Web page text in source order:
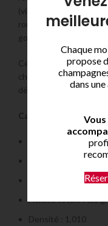
(violette, rose), de
ronde, fruitée, avec
gourmande.
Ce vin est parfait pour
charcuteries ou des
dégusté en apéritif ou
Caractéristiques
Cépage : 100 %
Taux d’alcool : 13,5 %
Acidité totale : 6,0
Densité : 1,010
Chaque
propose
dans
Vous